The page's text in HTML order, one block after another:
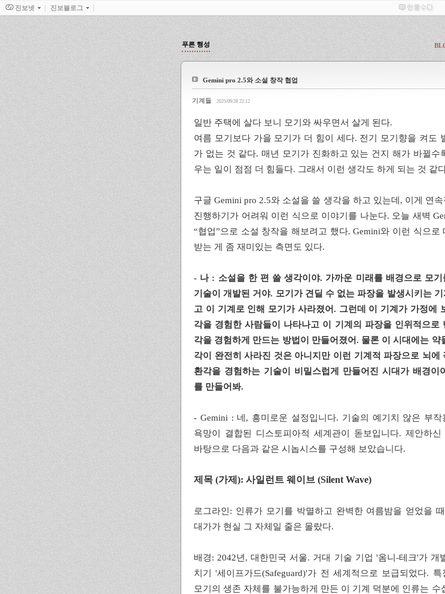
푸른 행성
Gemini pro 2.5와 소설 창작 협업
기계들 2025/09/28 22:12
일반 주택에 살다 보니 모기와 싸우면서 살게 된다.
여름 모기보다 가을 모기가 더 힘이 세다. 전기 모기향을 켜도
가 없는 것 같다. 매년 모기가 진화하고 있는 건지 해가 바뀔수
우는 일이 점점 더 힘들다. 그래서 이런 생각도 하게 되는 것 같
구글 Gemini pro 2.5와 소설을 쓸 생각을 하고 있는데, 이게 연
진행하기가 어려워 이런 식으로 이야기를 나눈다. 오늘 새벽
“협업”으로 소설 창작을 해보려고 했다. Gemini와 이런 식으로
받는 게 좀 재미있는 측면도 있다.
- 나 : 소설을 한 편 쓸 생각이야. 가까운 미래를 배경으로 모기
기술이 개발된 거야. 모기가 견딜 수 없는 파장을 발생시키는 기
고 이 기계로 인해 모기가 사라졌어. 그런데 이 기계가 가정에
각을 경험한 사람들이 나타나고 이 기계의 파장을 인위적으로
각을 경험하게 만드는 방법이 만들어졌어. 물론 이 시대에는 약
각이 완전히 사라진 것은 아니지만 이런 기계적 파장으로 뇌에
환각을 경험하는 기술이 비밀스럽게 만들어진 시대가 배경이
를 만들어봐.
- Gemini : 네, 흥미로운 설정입니다. 기술의 예기치 않은 부작
욕망이 결합된 디스토피아적 세계관이 돋보입니다. 제안하신
바탕으로 다음과 같은 시놉시스를 구성해 보았습니다.
제목 (가제): 사일런트 웨이브 (Silent Wave)
로그라인: 인류가 모기를 박멸하고 완벽한 여름밤을 얻었을
대가가 현실 그 자체일 줄은 몰랐다.
배경: 2042년, 대한민국 서울. 거대 기술 기업 '옴니-테크'가 개
치기 '세이프가드(Safeguard)'가 전 세계적으로 보급되었다. 특
모기의 생존 자체를 불가능하게 만든 이 기계 덕분에 인류는 수
진보넷 진보블로그